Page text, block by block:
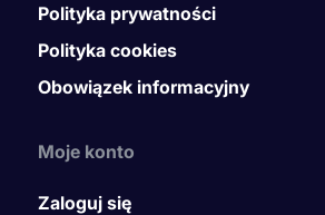
Polityka prywatności
Polityka cookies
Obowiązek informacyjny
Moje konto
Zaloguj się